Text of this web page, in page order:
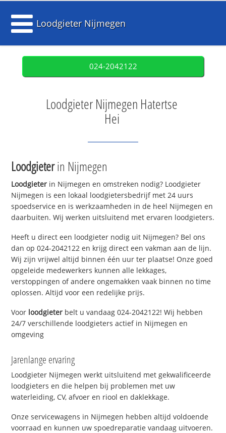
Loodgieter Nijmegen
024-2042122
Loodgieter Nijmegen Hatertse
Hei
Loodgieterin Nijmegen
Loodgieter in Nijmegen en omstreken nodig? Loodgieter
Nijmegen is een lokaal loodgietersbedrijf met 24 uurs
spoedservice en is werkzaamheden in de heel Nijmegen en
daarbuiten. Wij werken uitsluitend met ervaren loodgieters.
Heeft u direct een loodgieter nodig uit Nijmegen? Bel ons
dan op 024-2042122 en krijg direct een vakman aan de lijn.
Wij zijn vrijwel altijd binnen één uur ter plaatse! Onze goed
opgeleide medewerkers kunnen alle lekkages,
verstoppingen of andere ongemakken vaak binnen no time
oplossen. Altijd voor een redelijke prijs.
Voor loodgieter belt u vandaag 024-2042122! Wij hebben
24/7 verschillende loodgieters actief in Nijmegen en
omgeving
Jarenlange ervaring
Loodgieter Nijmegen werkt uitsluitend met gekwalificeerde
loodgieters en die helpen bij problemen met uw
waterleiding, CV, afvoer en riool en daklekkage.
Onze servicewagens in Nijmegen hebben altijd voldoende
voorraad en kunnen uw spoedreparatie vandaag uitvoeren.